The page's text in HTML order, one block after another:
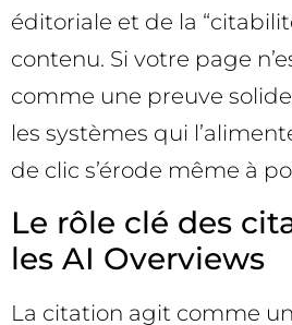
éditoriale et de la
contenu. Si votre page
comme une preuve solide
les systèmes qui
de clic s’érode même à
Le rôle clé des
les AI Overviews
La citation agit comme